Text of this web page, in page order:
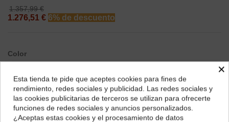
1.357,99 €
1.276,51 € 6% de descuento
Color
¿Dónde deseas recibir tu pedido?
Selecciona tu ubicación para mostrarte los precios e
impuestos correctos para tu región.
×
Esta tienda te pide que aceptes cookies para fines de
rendimiento, redes sociales y publicidad. Las redes sociales y
las cookies publicitarias de terceros se utilizan para ofrecerte
funciones de redes sociales y anuncios personalizados.
¿Aceptas estas cookies y el procesamiento de datos